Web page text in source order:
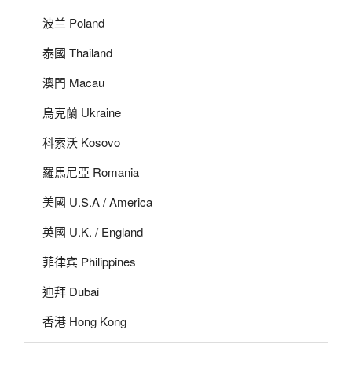
波兰 Poland
泰國 Thailand
澳門 Macau
烏克蘭 Ukraine
科索沃 Kosovo
羅馬尼亞 Romania
美國 U.S.A / America
英國 U.K. / England
菲律宾 Philippines
迪拜 Dubai
香港 Hong Kong